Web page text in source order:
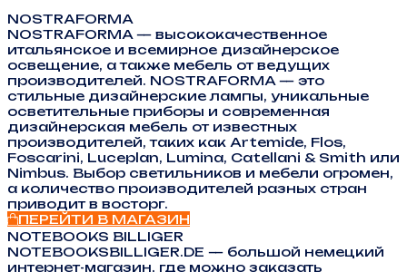
NOSTRAFORMA
NOSTRAFORMA — высококачественное
итальянское и всемирное дизайнерское
освещение, а также мебель от ведущих
производителей. NOSTRAFORMA — это
стильные дизайнерские лампы, уникальные
осветительные приборы и современная
дизайнерская мебель от известных
производителей, таких как Artemide, Flos,
Foscarini, Luceplan, Lumina, Catellani & Smith или
Nimbus. Выбор светильников и мебели огромен,
а количество производителей разных стран
приводит в восторг.
ПЕРЕЙТИ В МАГАЗИН
NOTEBOOKS BILLIGER
NOTEBOOKSBILLIGER.DE — большой немецкий
интернет-магазин, где можно заказать